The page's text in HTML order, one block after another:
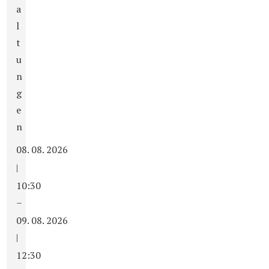
a
l
t
u
n
g
e
n
08. 08. 2026
|
10:30
–
09. 08. 2026
|
12:30